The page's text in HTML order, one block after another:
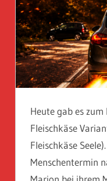
Heute gab es
Fleischkäse
Fleischkäse
Menschentermin